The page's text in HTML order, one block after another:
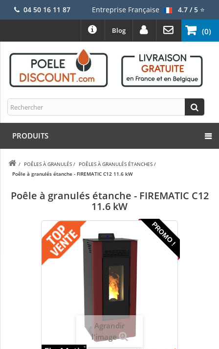
04 50 16 11 87 Entreprise Française 4.7 / 5⭐
(0)
Blog
PRODUITS
/ POÊLES À GRANULÉS / POÊLES À GRANULÉS ÉTANCHES /
Poêle à granulés étanche - FIREMATIC C12 11.6 kW
Poêle à granulés étanche - FIREMATIC C12
11.6 kW
PROMO !
Agrandir
l'image